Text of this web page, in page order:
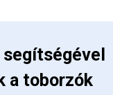
a toborzók